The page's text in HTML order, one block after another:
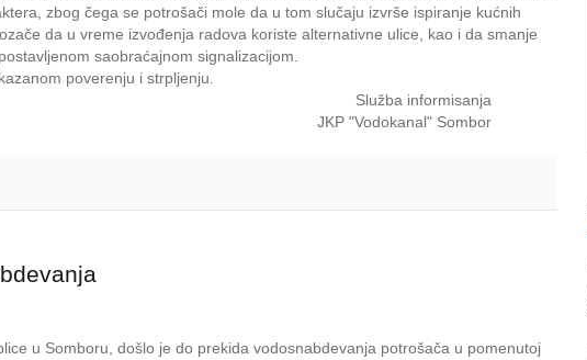
zbog čega se potrošači mole da u tom slučaju izvrše ispiranje kućnih
da u vreme izvođenja radova koriste alternativne ulice, kao i da smanje
saobraćajnom signalizacijom.
poverenju i strpljenju.
Služba informisanja
JKP "Vodokanal" Sombor
u Somboru, došlo je do prekida vodosnabdevanja potrošača u pomenutoj